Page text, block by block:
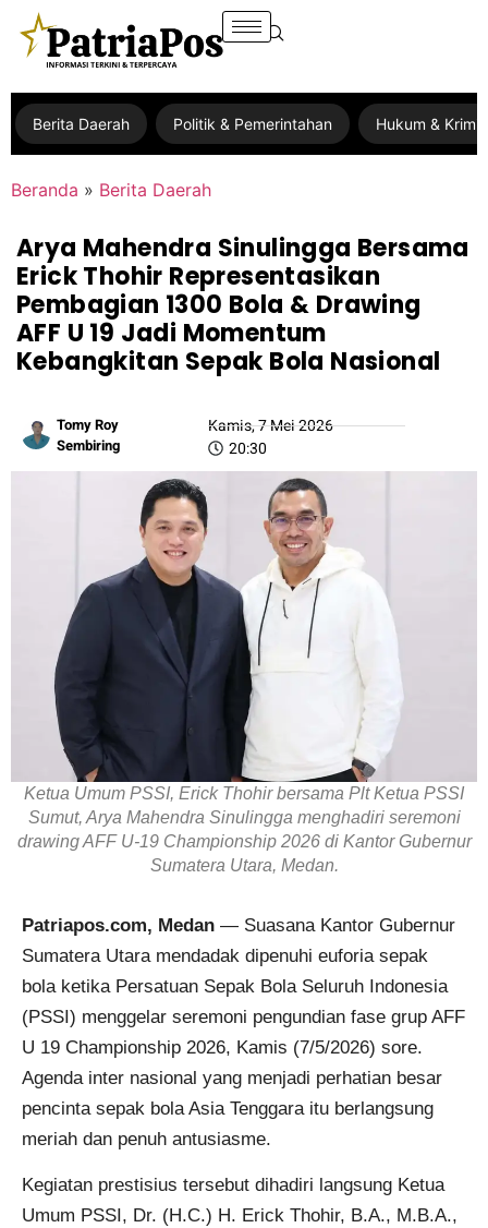
Berita Daerah Politik & Pemerintahan Hukum &
Beranda » Berita Daerah
Arya Mahendra Sinulingga Bersama
Erick Thohir Representasikan
Pembagian 1300 Bola & Drawing
AFF U 19 Jadi Momentum
Kebangkitan Sepak Bola Nasional
Tomy Roy
Sembiring
Kamis, 7 Mei 2026
20:30
Ketua Umum PSSI, Erick Thohir bersama Plt Ketua PSSI
Sumut, Arya Mahendra Sinulingga menghadiri seremoni
drawing AFF U-19 Championship 2026 di Kantor Gubernur
Sumatera Utara, Medan.
Patriapos.com, Medan — Suasana Kantor Gubernur
Sumatera Utara mendadak dipenuhi euforia sepak
bola ketika Persatuan Sepak Bola Seluruh Indonesia
(PSSI) menggelar seremoni pengundian fase grup AFF
U 19 Championship 2026, Kamis (7/5/2026) sore.
Agenda inter nasional yang menjadi perhatian besar
pencinta sepak bola Asia Tenggara itu berlangsung
meriah dan penuh antusiasme.
Kegiatan prestisius tersebut dihadiri langsung Ketua
Umum PSSI, Dr. (H.C.) H. Erick Thohir, B.A., M.B.A.,